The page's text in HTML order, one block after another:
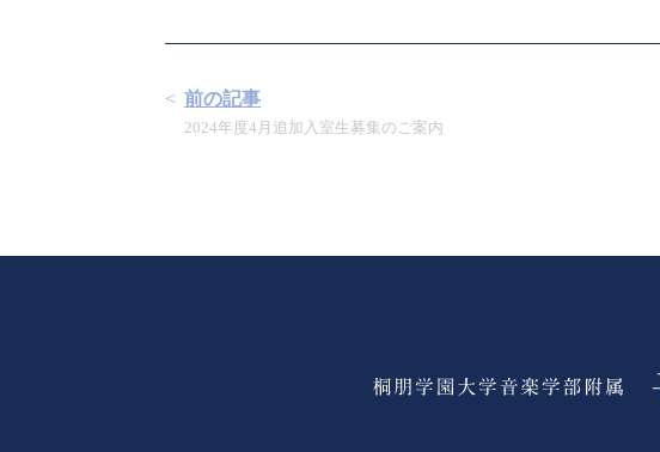
前の記事
2024年度4月追加入室生募集のご案内